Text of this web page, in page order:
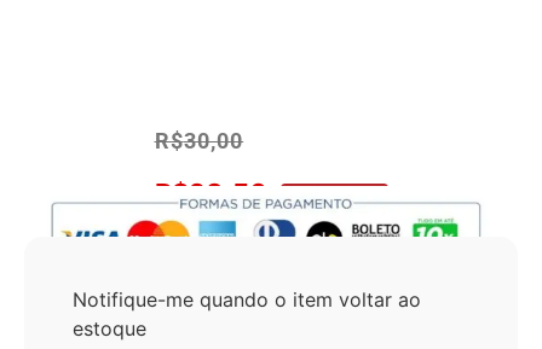
R$30,00
R$28,50 No Pix 5% OFF
Notifique-me quando o item voltar ao
estoque